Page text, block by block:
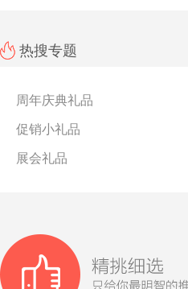
热搜专题
周年庆典礼品
促销小礼品
展会礼品